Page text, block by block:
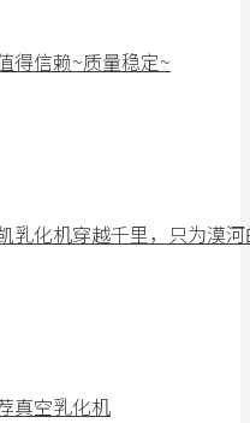
得信赖~质量稳定~
化机穿越千里，只为漠河
真空乳化机